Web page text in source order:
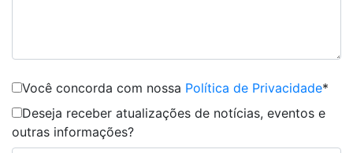
Você concorda com nossa Política de Privacidade*
Deseja receber atualizações de notícias, eventos e
outras informações?